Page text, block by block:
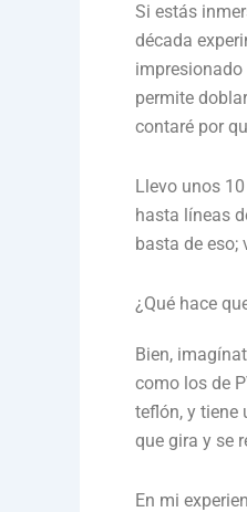
Si estás
década
impresionado
permite
contaré por
Llevo unos
hasta líneas
basta de eso;
¿Qué hace
Bien,
como los de
teflón, y tiene
que gira y se
En mi